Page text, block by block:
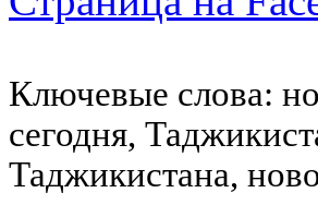
Ключевые слова:
сегодня,
Таджикистана,